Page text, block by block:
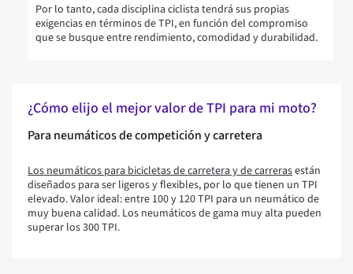
Por lo tanto, cada disciplina ciclista tendrá sus propias
exigencias en términos de TPI, en función del compromiso
que se busque entre rendimiento, comodidad y durabilidad.
¿Cómo elijo el mejor valor de TPI para mi moto?
Para neumáticos de competición y carretera
Los neumáticos para bicicletas de carretera y de carrerasestán
diseñados para ser ligeros y flexibles, por lo que tienen un TPI
elevado. Valor ideal: entre 100 y 120 TPI para un neumático de
muy buena calidad. Los neumáticos de gama muy alta pueden
superar los 300 TPI.